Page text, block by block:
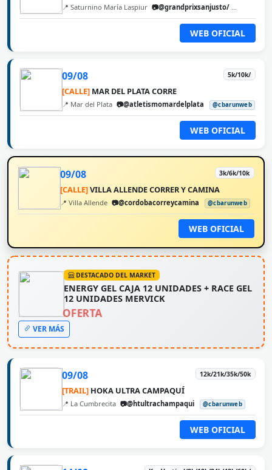
📍 Saturnino María Laspiur 📷@grandprixsanjusto/
WEB OFICIAL
09/08 5k/10k/
[CALLE] MAR DEL PLATA CORRE
📍 Mar del Plata 📷@atletismomardelplata @cbarunweb
WEB OFICIAL
09/08 3k/6k/10k
[CALLE]VILLA ALLENDE CORRER Y CAMINA
📍 Villa Allende 📷@cordobacorreycamina @cbarunweb
WEB OFICIAL
DESTACADO DEL MARKET
ENERGY GEL CAJA 12 UNIDADES + RACE GEL
12 UNIDADES MERVICK
OFERTA
VER MÁS
09/08 12k/21k/35k/50k
[TRAIL] HOKA ULTRA CAMPAQUÍ
📍 La Cumbrecita 📷@htultrachampaqui @cbarunweb
WEB OFICIAL